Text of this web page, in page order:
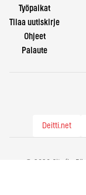
Työpaikat
Tilaa uutiskirje
Ohjeet
Palaute
Deitti.net